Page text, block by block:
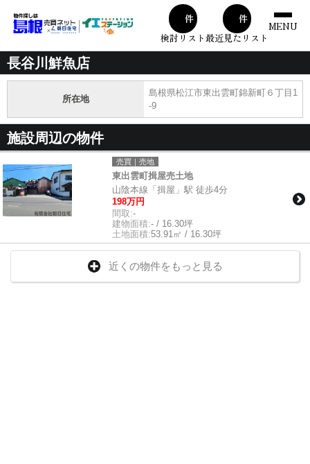
00件
検討リスト
00件
最近見たリスト
MENU
長谷川鮮魚店
所在地
島根県松江市東出雲町錦新町６丁目1
-9
施設周辺の物件
売買｜売地
東出雲町揖屋売土地
山陰本線「揖屋」駅 徒歩4分
198万円
間取:-
建物面積:- / 16.30坪
土地面積:53.91㎡ / 16.30坪
近くの物件をもっと見る